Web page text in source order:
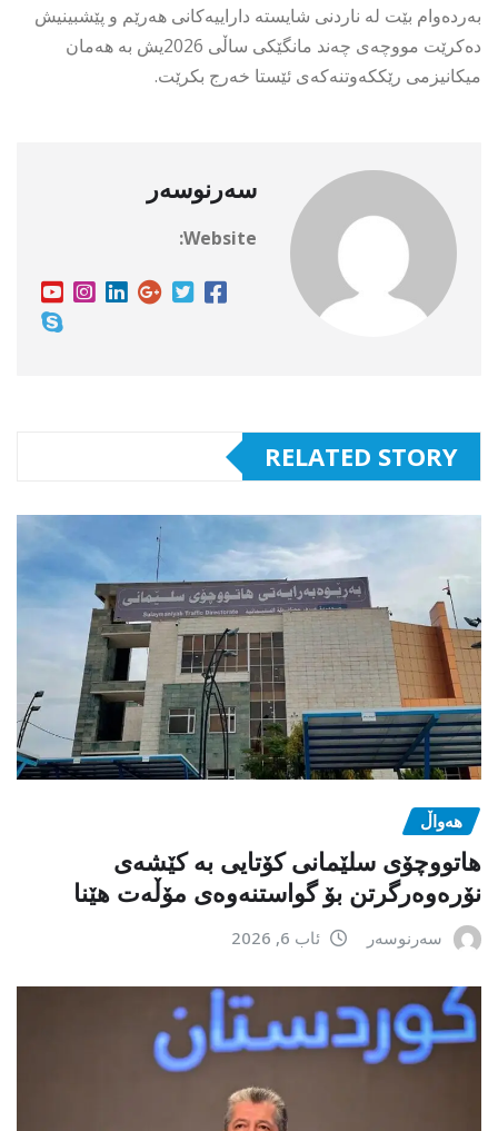
بەردەوام بێت لە ناردنی شایستە داراییەکانی هەرێم و پێشبینیش
دەکرێت مووچەی چەند مانگێکی ساڵی 2026یش بە هەمان
میکانیزمی رێککەوتنەکەی ئێستا خەرج بکرێت.
سەرنوسەر
Website:
RELATED STORY
هەواڵ
هاتووچۆی سلێمانی کۆتایی بە کێشەی
نۆرەوەرگرتن بۆ گواستنەوەی مۆڵەت هێنا
سەرنوسەر ئاب 6, 2026